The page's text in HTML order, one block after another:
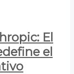
El
el